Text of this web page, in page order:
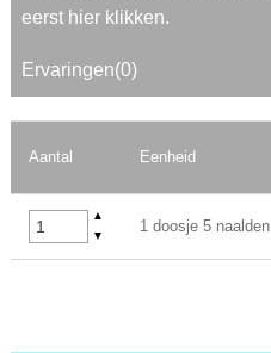
eerst hier klikken.
Ervaringen(0)
Aantal Eenheid
▲
▼
1 doosje 5 naalden